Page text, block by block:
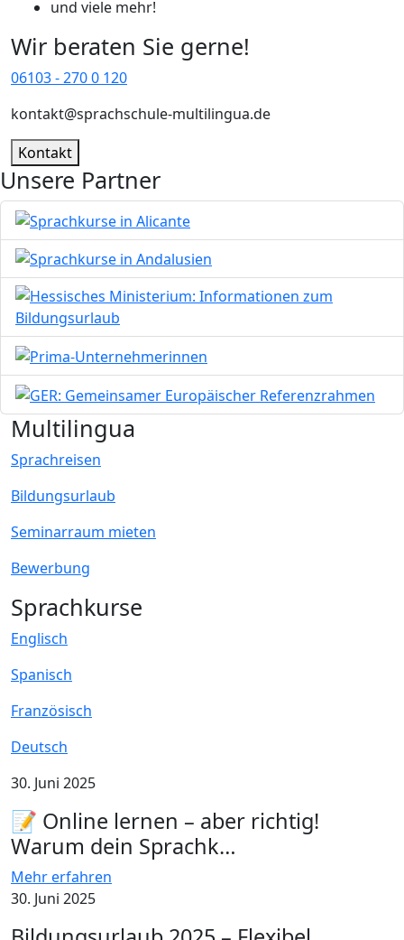
und viele mehr!
Wir beraten Sie gerne!
06103 - 270 0 120
kontakt@sprachschule-multilingua.de
Kontakt
Unsere Partner
Bild
Bild
Bild
Bild
Bild
Multilingua
Sprachreisen
Bildungsurlaub
Seminarraum mieten
Bewerbung
Sprachkurse
Englisch
Spanisch
Französisch
Deutsch
30. Juni 2025
📝 Online lernen – aber richtig!
Warum dein Sprachk…
Mehr erfahren
30. Juni 2025